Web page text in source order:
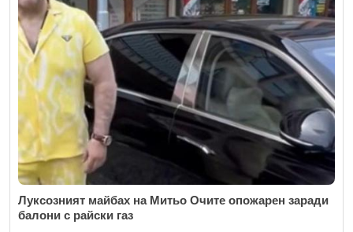
Луксозният майбах на Митьо Очите опожарен заради
балони с райски газ